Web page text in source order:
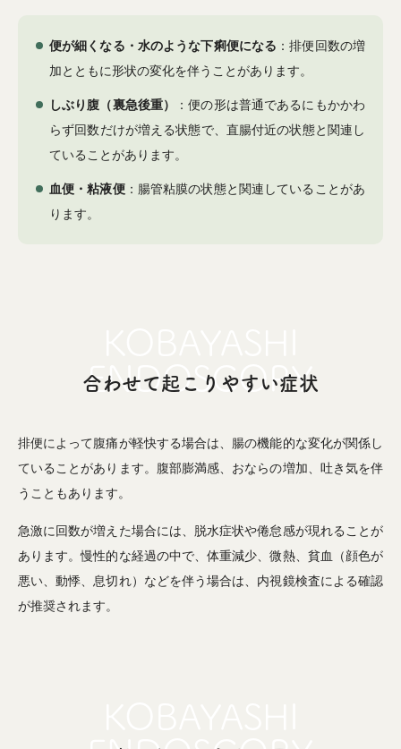
便が細くなる・水のような下痢便になる ：排便回数の増
加とともに形状の変化を伴うことがあります。
しぶり腹（裏急後重）
：便の形は普通であるにもかかわ
らず回数だけが増える状態で、直腸付近の状態と関連し
ていることがあります。
血便・粘液便：腸管粘膜の状態と関連していることがあ
ります。
合わせて起こりやすい症状
排便によって腹痛が軽快する場合は、腸の機能的な変化が関係し
ていることがあります。腹部膨満感、おならの増加、吐き気を伴
うこともあります。
急激に回数が増えた場合には、脱水症状や倦怠感が現れることが
あります。慢性的な経過の中で、体重減少、微熱、貧血（顔色が
悪い、動悸、息切れ）などを伴う場合は、内視鏡検査による確認
が推奨されます。